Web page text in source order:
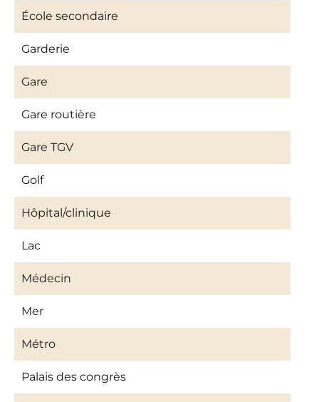
École secondaire
Garderie
Gare
Gare routière
Gare TGV
Golf
Hôpital/clinique
Lac
Médecin
Mer
Métro
Palais des congrès